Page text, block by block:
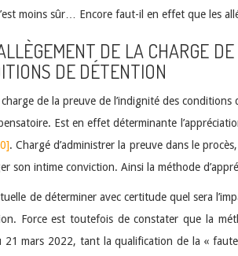
moins sûr… Encore faut-il en effet que les
DE LA CHARGE
DE DÉTENTION
de la preuve de l’indignité des
Est en effet déterminante
. Chargé d’administrer la preuve dans le
son intime conviction. Ainsi la méthode
de déterminer avec certitude quel sera
Force est toutefois de constater que la
21 mars 2022, tant la qualification de la «